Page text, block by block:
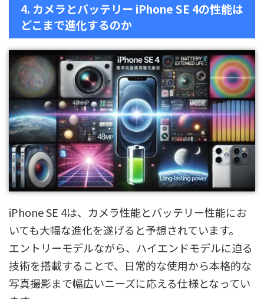
4. カメラとバッテリー iPhone SE 4の性能は
どこまで進化するのか
iPhone SE 4は、カメラ性能とバッテリー性能にお
いても大幅な進化を遂げると予想されています。
エントリーモデルながら、ハイエンドモデルに迫る
技術を搭載することで、日常的な使用から本格的な
写真撮影まで幅広いニーズに応える仕様となってい